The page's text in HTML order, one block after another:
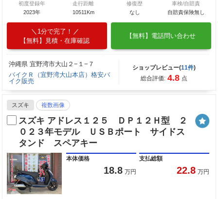
初度登録年
2023年
走行距離
10511Km
修復歴
なし
車検/自賠責
自賠責保険無し
1分で完了！
【無料】見積・在庫確認
【無料】電話問い合わせ
沖縄県 宜野湾市大山２−１−７
バイクＲ（宜野湾大山本店）格安バ
イク販売
ショップレビュー(11件)
総合評価: 4.8 点
スズキ 複数画像
スズキ アドレス１２５ ＤＰ１２Ｈ型 ２
０２３年モデル ＵＳＢポート サイドス
タンド スペアキー
本体価格
18.8 万円
支払総額
22.8 万円